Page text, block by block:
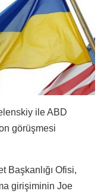
ile ABD
görüşmesi
Başkanlığı Ofisi,
girişiminin Joe